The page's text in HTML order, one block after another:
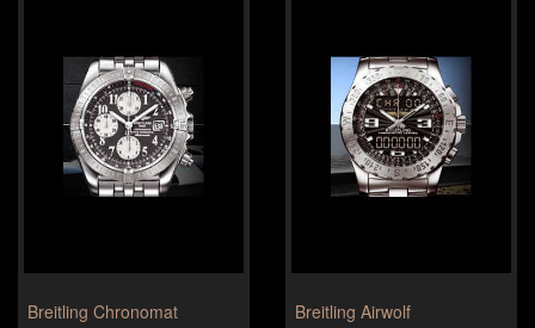
Breitling Chronomat
Breitling Airwolf